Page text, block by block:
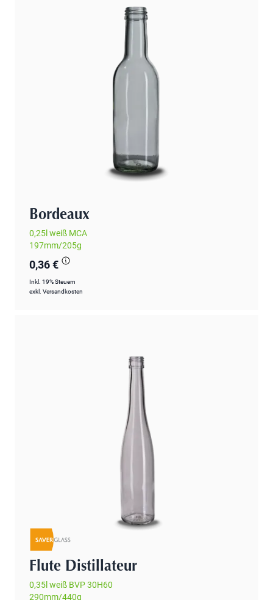
Bordeaux
0,25l weiß MCA
197mm/205g
0,36 €
Inkl. 19% Steuern
exkl. Versandkosten
Flute Distillateur
0,35l weiß BVP 30H60
290mm/440g